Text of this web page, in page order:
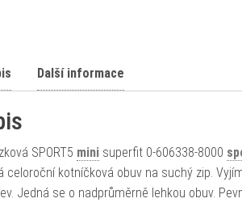
Další informace
SPORT5 mini superfit 0-606338-8000
celoroční kotníčková obuv na suchý zip.
Jedná se o nadprůměrně lehkou obuv.